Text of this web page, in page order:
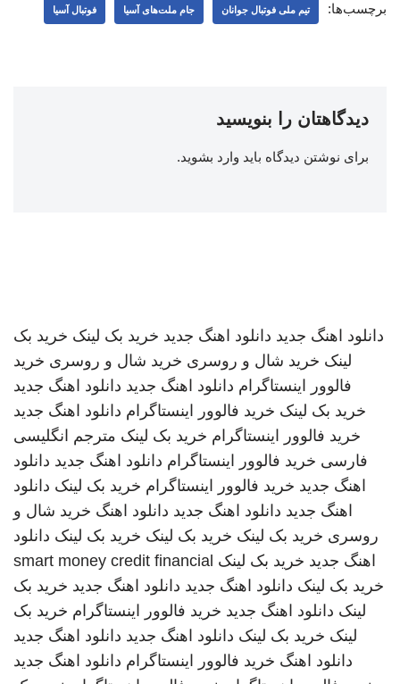
برچسب‌ها: تیم ملی فوتبال جوانان جام ملت‌‌های آسیا فوتبال آسیا
دیدگاهتان را بنویسید
برای نوشتن دیدگاه باید وارد بشوید.
دانلود اهنگ جدید دانلود اهنگ جدید خرید بک لینک خرید بک
لینک خرید شال و روسری خرید شال و روسری خرید
فالوور اینستاگرام دانلود اهنگ جدید دانلود اهنگ جدید
خرید بک لینک خرید فالوور اینستاگرام دانلود اهنگ جدید
خرید فالوور اینستاگرام خرید بک لینک مترجم انگلیسی
فارسی خرید فالوور اینستاگرام دانلود اهنگ جدید دانلود
اهنگ جدید خرید فالوور اینستاگرام خرید بک لینک دانلود
اهنگ جدید دانلود اهنگ جدید دانلود اهنگ خرید شال و
روسری خرید بک لینک خرید بک لینک خرید بک لینک دانلود
اهنگ جدید خرید بک لینک smart money credit financial
خرید بک لینک دانلود اهنگ جدید دانلود اهنگ جدید خرید بک
لینک دانلود اهنگ جدید خرید فالوور اینستاگرام خرید بک
لینک خرید بک لینک دانلود اهنگ جدید دانلود اهنگ جدید
دانلود اهنگ خرید فالوور اینستاگرام دانلود اهنگ جدید